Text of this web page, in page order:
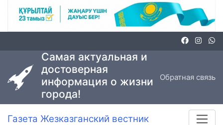
Самая актуальная и
достоверная
информация о жизни
города!
Обратная связь
Газета Жезказганский вестник